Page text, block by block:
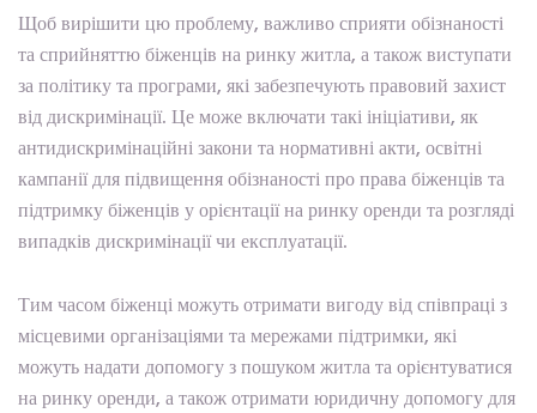
Щоб вирішити цю проблему, важливо сприяти обізнаності
та сприйняттю біженців на ринку житла, а також виступати
за політику та програми, які забезпечують правовий захист
від дискримінації. Це може включати такі ініціативи, як
антидискримінаційні закони та нормативні акти, освітні
кампанії для підвищення обізнаності про права біженців та
підтримку біженців у орієнтації на ринку оренди та розгляді
випадків дискримінації чи експлуатації.
Тим часом біженці можуть отримати вигоду від співпраці з
місцевими організаціями та мережами підтримки, які
можуть надати допомогу з пошуком житла та орієнтуватися
на ринку оренди, а також отримати юридичну допомогу для